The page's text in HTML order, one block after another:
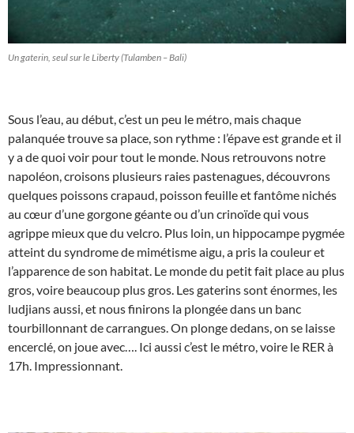
Un gaterin, seul sur le Liberty (Tulamben – Bali)
Sous l’eau, au début, c’est un peu le métro, mais chaque
palanquée trouve sa place, son rythme : l’épave est grande et il
y a de quoi voir pour tout le monde. Nous retrouvons notre
napoléon, croisons plusieurs raies pastenagues, découvrons
quelques poissons crapaud, poisson feuille et fantôme nichés
au cœur d’une gorgone géante ou d’un crinoïde qui vous
agrippe mieux que du velcro. Plus loin, un hippocampe pygmée
atteint du syndrome de mimétisme aigu, a pris la couleur et
l’apparence de son habitat. Le monde du petit fait place au plus
gros, voire beaucoup plus gros. Les gaterins sont énormes, les
ludjians aussi, et nous finirons la plongée dans un banc
tourbillonnant de carrangues. On plonge dedans, on se laisse
encerclé, on joue avec…. Ici aussi c’est le métro, voire le RER à
17h. Impressionnant.